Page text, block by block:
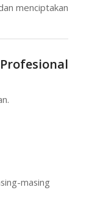
menciptakan
masing